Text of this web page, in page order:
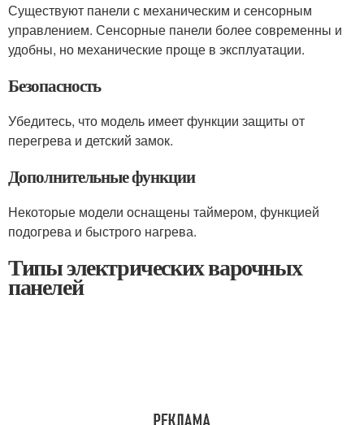
Существуют панели с механическим и сенсорным
управлением. Сенсорные панели более современны и
удобны, но механические проще в эксплуатации.
Безопасность
Убедитесь, что модель имеет функции защиты от
перегрева и детский замок.
Дополнительные функции
Некоторые модели оснащены таймером, функцией
подогрева и быстрого нагрева.
Типы электрических варочных
панелей